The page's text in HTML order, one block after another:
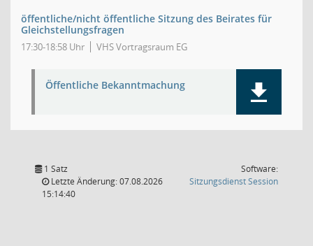
öffentliche/nicht öffentliche Sitzung des Beirates für
Gleichstellungsfragen
17:30-18:58 Uhr VHS Vortragsraum EG
Öffentliche Bekanntmachung
1 Satz
Letzte Änderung: 07.08.2026
15:14:40
Software:
SitzungsdienstSession(Wird in